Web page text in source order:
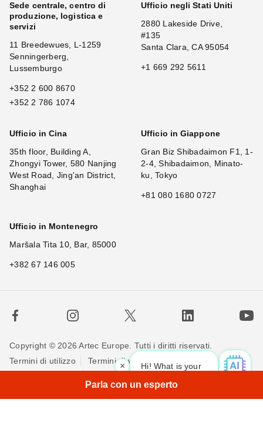
Hi! What is your request? 👀
Sede centrale, centro di
produzione, logistica e
servizi
11 Breedewues, L-1259
Senningerberg,
Lussemburgo
+352 2 600 8670
+352 2 786 1074
Ufficio negli Stati Uniti
2880 Lakeside Drive,
#135
Santa Clara, CA 95054
+1 669 292 5611
Ufficio in Cina
35th floor, Building A,
Zhongyi Tower, 580 Nanjing
West Road, Jing'an District,
Shanghai
Ufficio in Giappone
Gran Biz Shibadaimon F1, 1-
2-4, Shibadaimon, Minato-
ku, Tokyo
+81 080 1680 0727
Ufficio in Montenegro
Maršala Tita 10, Bar, 85000
+382 67 146 005
Copyright © 2026 Artec Europe. Tutti i diritti riservati.
Termini di utilizzo
Termini di vendita
Privacy Policy
Parla con un esperto